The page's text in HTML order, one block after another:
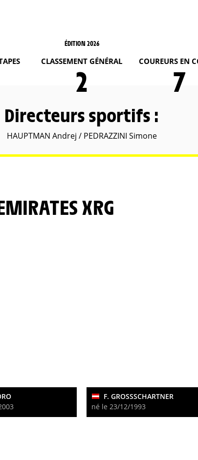
ÉDITION 2026
CLASSEMENT GÉNÉRAL
2
COUREURS EN
7
Directeurs sportifs :
HAUPTMAN Andrej / PEDRAZZINI Simone
XRG
F. GROSSSCHARTNER
né le 23/12/1993